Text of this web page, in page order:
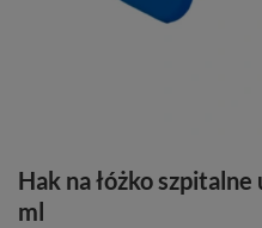
Hak na łóżko
ml